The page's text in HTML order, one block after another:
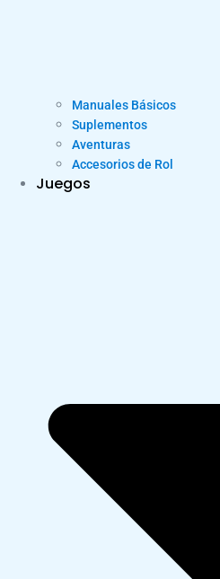
Manuales Básicos
Suplementos
Aventuras
Accesorios de Rol
Juegos